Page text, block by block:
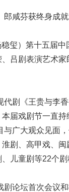
咸芬获终身成
）第十五届中
吕剧表演艺术
《王贵与李香
届戏剧节一直
广大观众见面
剧、高甲戏、
儿童剧等22个剧
坛首次会议和